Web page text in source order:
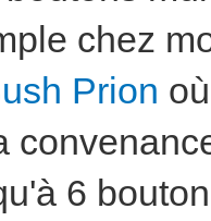
chez
Prion
6